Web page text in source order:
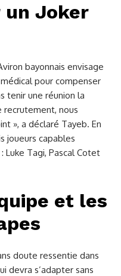
un Joker
bayonnais envisage
pour compenser
tenir une réunion la
recrutement, nous
», a déclaré Tayeb. En
joueurs capables
Luke Tagi, Pascal Cotet
et les
doute ressentie dans
devra s’adapter sans